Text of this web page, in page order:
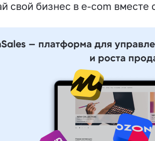
свой бизнес в e-com вместе